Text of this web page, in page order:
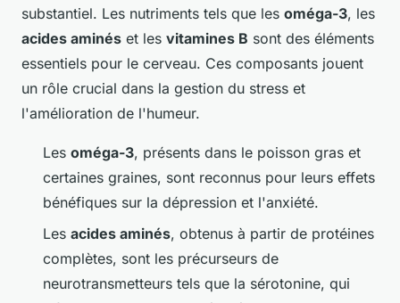
substantiel. Les nutriments tels que les oméga-3, les
acides aminés et les vitamines B sont des éléments
essentiels pour le cerveau. Ces composants jouent
un rôle crucial dans la gestion du stress et
l'amélioration de l'humeur.
Les oméga-3, présents dans le poisson gras et
certaines graines, sont reconnus pour leurs effets
bénéfiques sur la dépression et l'anxiété.
Les acides aminés, obtenus à partir de protéines
complètes, sont les précurseurs de
neurotransmetteurs tels que la sérotonine, qui